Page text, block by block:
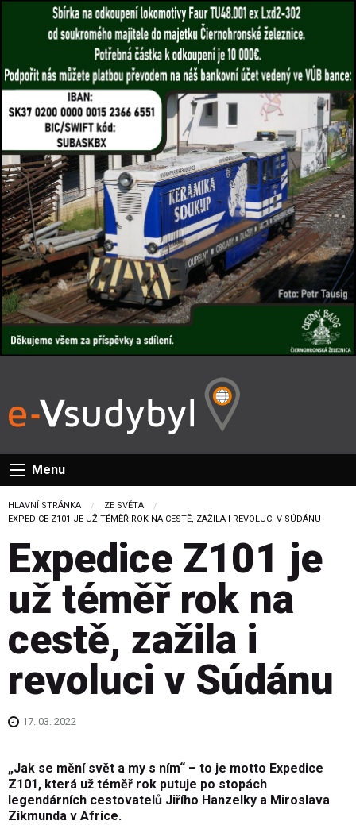
Menu
HLAVNÍ STRÁNKA
ZE SVĚTA
CURRENT:
EXPEDICE Z101 JE UŽ TÉMĚŘ ROK NA CESTĚ, ZAŽILA I REVOLUCI V SÚDÁNU
Expedice Z101 je
už téměř rok na
cestě, zažila i
revoluci v Súdánu
17. 03. 2022
„Jak se mění svět a my s ním“ – to je motto Expedice
Z101, která už téměř rok putuje po stopách
legendárních cestovatelů Jiřího Hanzelky a Miroslava
Zikmunda v Africe.